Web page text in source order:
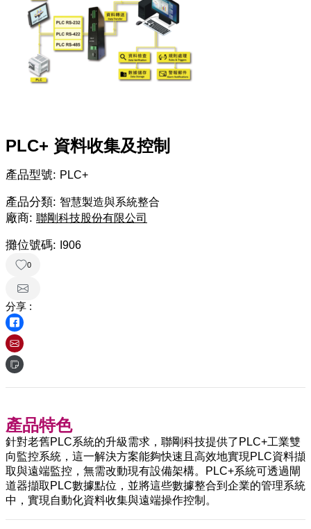
PLC+ 資料收集及控制
產品型號: PLC+
產品分類: 智慧製造與系統整合
廠商: 聯剛科技股份有限公司
攤位號碼: I906
0
分享 :
產品特色
針對老舊PLC系統的升級需求，聯剛科技提供了PLC+工業雙
向監控系統，這一解決方案能夠快速且高效地實現PLC資料擷
取與遠端監控，無需改動現有設備架構。PLC+系統可透過閘
道器擷取PLC數據點位，並將這些數據整合到企業的管理系統
中，實現自動化資料收集與遠端操作控制。